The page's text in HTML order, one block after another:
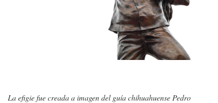
La efigie fue creada a imagen del guía chihuahuense Pedro